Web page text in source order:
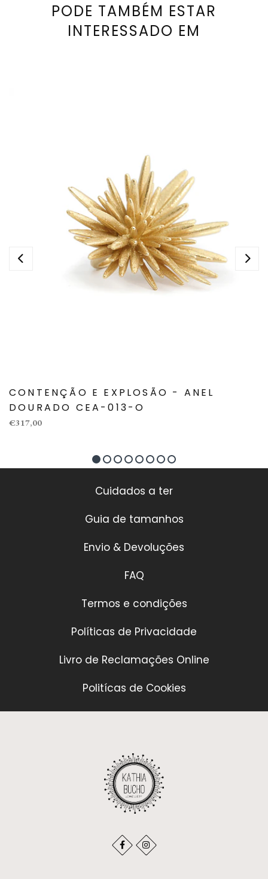
PODE TAMBÉM ESTAR
INTERESSADO EM
CONTENÇÃO E EXPLOSÃO - ANEL
DOURADO CEA-013-O
€317,00
Cuidados a ter
Guia de tamanhos
Envio & Devoluções
FAQ
Termos e condições
Políticas de Privacidade
Livro de Reclamações Online
Politícas de Cookies